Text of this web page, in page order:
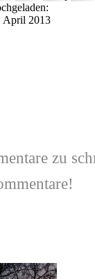
April 2013
zu